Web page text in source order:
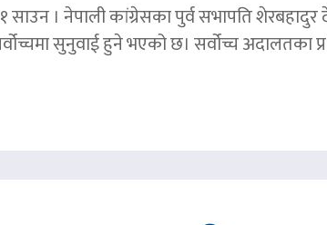
साउन । नेपाली कांग्रेसका पुर्व सभापति
सुनुवाई हुने भएको छ। सर्वोच्च अदालतका